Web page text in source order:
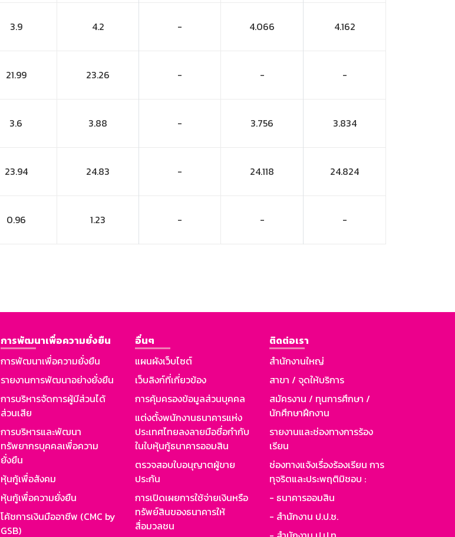
3.9 4.2 - 4.066 4.162
21.99 23.26 - - -
3.6 3.88 - 3.756 3.834
23.94 24.83 - 24.118 24.824
0.96 1.23 - - -
การพัฒนาเพื่อความยั่งยืน
การพัฒนาเพื่อความยั่งยืน
รายงานการพัฒนาอย่างยั่งยืน
การบริหารจัดการผู้มีส่วนได้
ส่วนเสีย
การบริหารและพัฒนา
ทรัพยากรบุคคลเพื่อความ
ยั่งยืน
หุ้นกู้เพื่อสังคม
หุ้นกู้เพื่อความยั่งยืน
โค้ชการเงินมืออาชีพ (CMC by
GSB)
อื่นๆ
แผนผังเว็บไซต์
เว็บลิงก์ที่เกี่ยวข้อง
การคุ้มครองข้อมูลส่วนบุคคล
แต่งตั้งพนักงานธนาคารแห่ง
ประเทศไทยลงลายมือชื่อกำกับ
ในใบหุ้นกู้ธนาคารออมสิน
ตรวจสอบใบอนุญาตผู้ขาย
ประกัน
การเปิดเผยการใช้จ่ายเงินหรือ
ทรัพย์สินของธนาคารให้
สื่อมวลชน
ติดต่อเรา
สำนักงานใหญ่
สาขา / จุดให้บริการ
สมัครงาน / ทุนการศึกษา /
นักศึกษาฝึกงาน
รายงานและช่องทางการร้อง
เรียน
ช่องทางแจ้งเรื่องร้องเรียน การ
ทุจริตและประพฤติมิชอบ :
- ธนาคารออมสิน
- สำนักงาน ป.ป.ช.